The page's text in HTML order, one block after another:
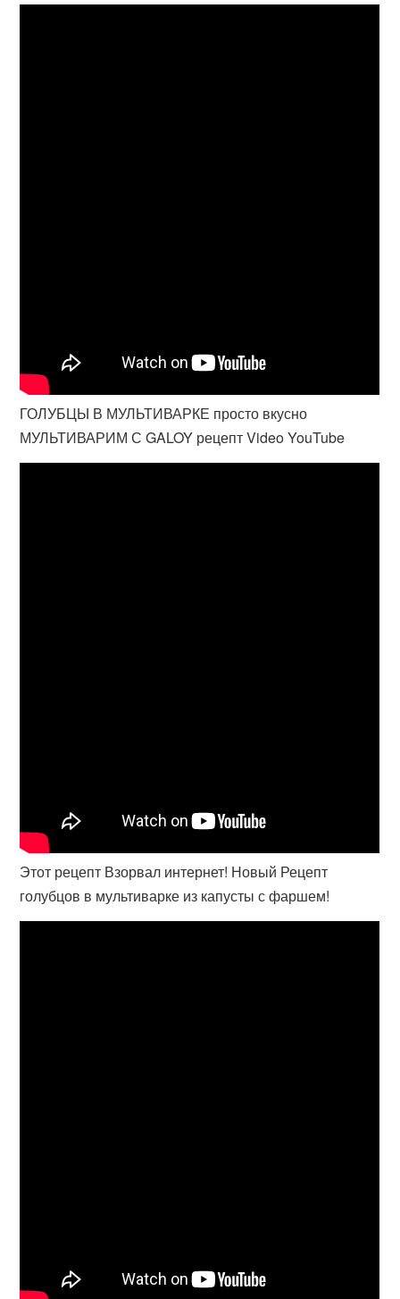
ГОЛУБЦЫ В МУЛЬТИВАРКЕ просто вкусно
МУЛЬТИВАРИМ С GALOY рецепт Video YouTube
Этот рецепт Взорвал интернет! Новый Рецепт
голубцов в мультиварке из капусты с фаршем!